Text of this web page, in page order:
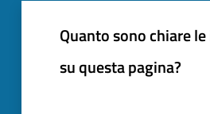
Quanto sono chiare
su questa pagina?